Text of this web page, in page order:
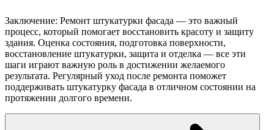
Заключение: Ремонт штукатурки фасада — это важный
процесс, который помогает восстановить красоту и защиту
здания. Оценка состояния, подготовка поверхности,
восстановление штукатурки, защита и отделка — все эти
шаги играют важную роль в достижении желаемого
результата. Регулярный уход после ремонта поможет
поддерживать штукатурку фасада в отличном состоянии на
протяжении долгого времени.